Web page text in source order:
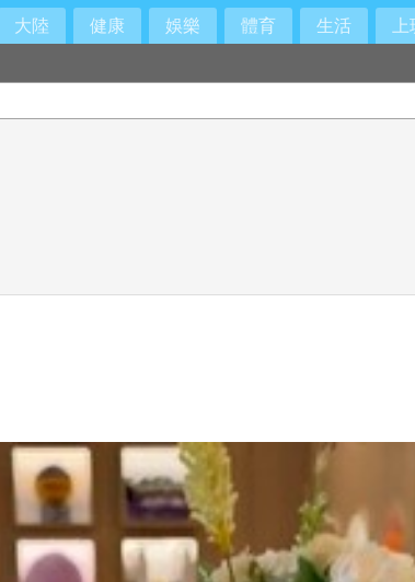
大陸 健康 娛樂 體育 生活